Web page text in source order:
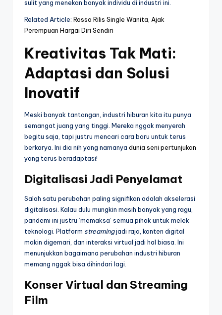
sulit yang menekan banyak individu di industri ini.
Related Article: Rossa Rilis Single Wanita, Ajak
Perempuan Hargai Diri Sendiri
Kreativitas Tak Mati:
Adaptasi dan Solusi
Inovatif
Meski banyak tantangan, industri hiburan kita itu punya
semangat juang yang tinggi. Mereka nggak menyerah
begitu saja, tapi justru mencari cara baru untuk terus
berkarya. Ini dia nih yang namanya dunia seni pertunjukan
yang terus beradaptasi!
Digitalisasi Jadi Penyelamat
Salah satu perubahan paling signifikan adalah akselerasi
digitalisasi. Kalau dulu mungkin masih banyak yang ragu,
pandemi ini justru ‘memaksa’ semua pihak untuk melek
teknologi. Platform streamingjadi raja, konten digital
makin digemari, dan interaksi virtual jadi hal biasa. Ini
menunjukkan bagaimana perubahan industri hiburan
memang nggak bisa dihindari lagi.
Konser Virtual dan Streaming
Film